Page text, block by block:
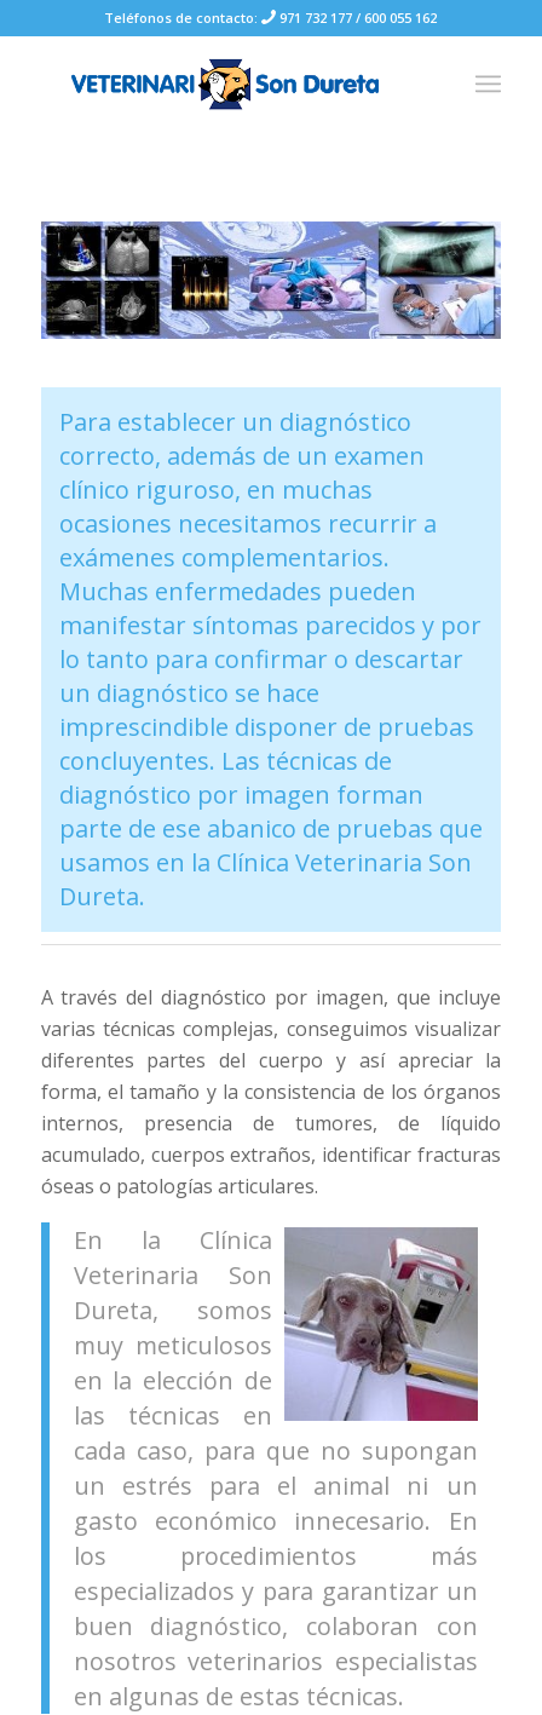
Teléfonos de contacto: 971 732 177 /600 055 162
Para establecer un diagnóstico
correcto, además de un examen
clínico riguroso, en muchas
ocasiones necesitamos recurrir a
exámenes complementarios.
Muchas enfermedades pueden
manifestar síntomas parecidos y por
lo tanto para confirmar o descartar
un diagnóstico se hace
imprescindible disponer de pruebas
concluyentes. Las técnicas de
diagnóstico por imagen forman
parte de ese abanico de pruebas que
usamos en la Clínica Veterinaria Son
Dureta.
A través del diagnóstico por imagen, que incluye
varias técnicas complejas, conseguimos visualizar
diferentes partes del cuerpo y así apreciar la
forma, el tamaño y la consistencia de los órganos
internos, presencia de tumores, de líquido
acumulado, cuerpos extraños, identificar fracturas
óseas o patologías articulares.
En la Clínica
Veterinaria Son
Dureta, somos
muy meticulosos
en la elección de
las técnicas en
cada caso, para que no supongan
un estrés para el animal ni un
gasto económico innecesario. En
los procedimientos más
especializados y para garantizar un
buen diagnóstico, colaboran con
nosotros veterinarios especialistas
en algunas de estas técnicas.